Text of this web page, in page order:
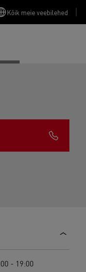
Kõik meie veebilehed
un
- 19:00